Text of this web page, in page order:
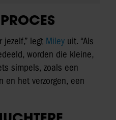
jezelf,” legt Miley uit. “Als
worden die kleine,
simpels, zoals een
en het verzorgen, een